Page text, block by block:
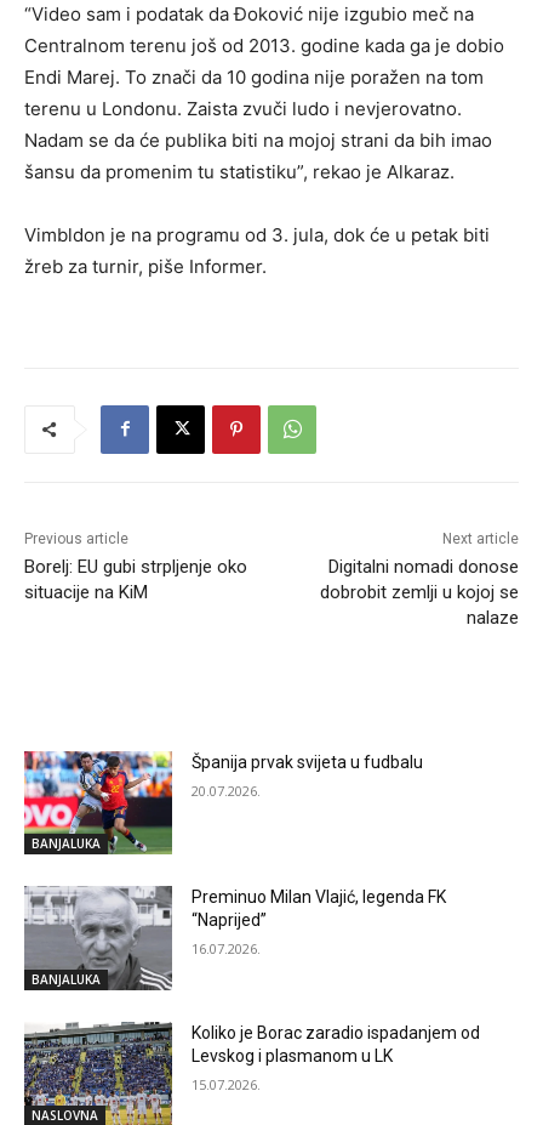
“Video sam i podatak da Đoković nije izgubio meč na
Centralnom terenu još od 2013. godine kada ga je dobio
Endi Marej. To znači da 10 godina nije poražen na tom
terenu u Londonu. Zaista zvuči ludo i nevjerovatno.
Nadam se da će publika biti na mojoj strani da bih imao
šansu da promenim tu statistiku”, rekao je Alkaraz.
Vimbldon je na programu od 3. jula, dok će u petak biti
žreb za turnir, piše Informer.
Previous article
Borelj: EU gubi strpljenje oko
situacije na KiM
Next article
Digitalni nomadi donose
dobrobit zemlji u kojoj se
nalaze
BANJALUKA
Španija prvak svijeta u fudbalu
20.07.2026.
BANJALUKA
Preminuo Milan Vlajić, legenda FK
“Naprijed”
16.07.2026.
NASLOVNA
Koliko je Borac zaradio ispadanjem od
Levskog i plasmanom u LK
15.07.2026.